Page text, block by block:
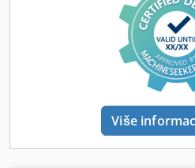
Кв 11 (опција Кв 18) Подесива
1 - 150 бр. 5 Предњи носећи
одзрачивање ваздуха (мм 500 к
ПИЦА ИИ 108 ИЗ0106)
ЧУВАЊА за ПАНЕЛЕ Мод. ТФЛ
простор (са плочом) мм 10640
мост (на Кс-оси), са покретним
релативним вакуумски усисни
Više